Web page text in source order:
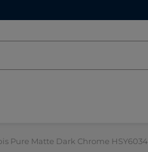
Pure Matte Dark Chrome HSY6034